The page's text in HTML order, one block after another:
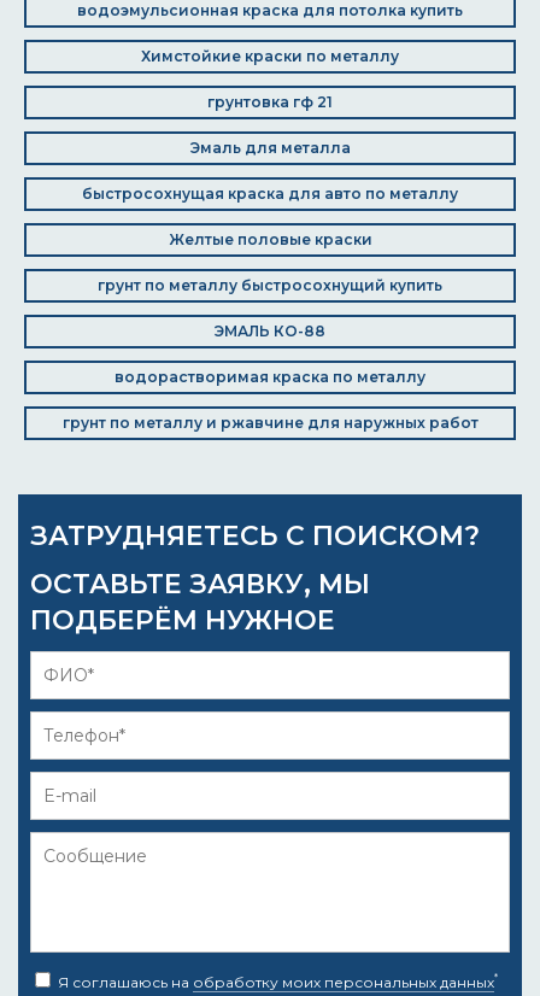
водоэмульсионная краска для потолка купить
Химстойкие краски по металлу
грунтовка гф 21
Эмаль для металла
быстросохнущая краска для авто по металлу
Желтые половые краски
грунт по металлу быстросохнущий купить
ЭМАЛЬ КО-88
водорастворимая краска по металлу
грунт по металлу и ржавчине для наружных работ
ЗАТРУДНЯЕТЕСЬ С ПОИСКОМ?
ОСТАВЬТЕ ЗАЯВКУ, МЫ
ПОДБЕРЁМ НУЖНОЕ
Я соглашаюсь на обработку моих персональных данных*